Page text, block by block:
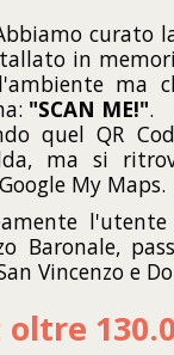
curato
in
ma
"SCAN ME!".
quel QR
ma si
My Maps.
Baronale,
Vincenzo e